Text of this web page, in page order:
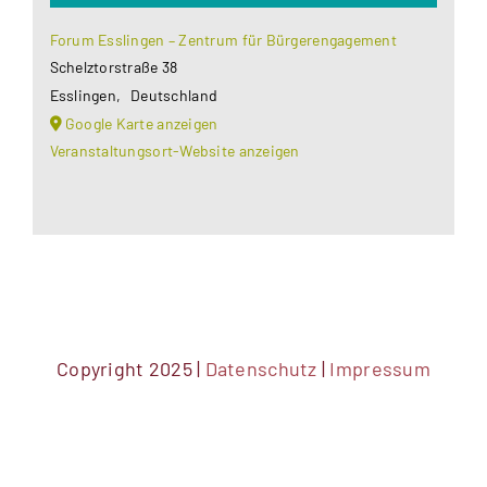
Forum Esslingen – Zentrum für Bürgerengagement
Schelztorstraße 38
Esslingen,
Deutschland
Google Karte anzeigen
Veranstaltungsort-Website anzeigen
Copyright 2025 | Datenschutz | Impressum